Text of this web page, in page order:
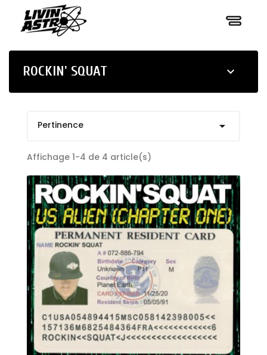
ROCKIN' SQUAT 
Pertinence 
Affichage 1-4 de 4 article(s)